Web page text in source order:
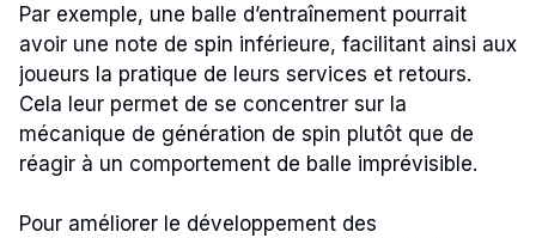
Par exemple, une balle d’entraînement pourrait
avoir une note de spin inférieure, facilitant ainsi aux
joueurs la pratique de leurs services et retours.
Cela leur permet de se concentrer sur la
mécanique de génération de spin plutôt que de
réagir à un comportement de balle imprévisible.
Pour améliorer le développement des